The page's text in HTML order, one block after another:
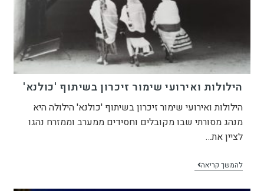
הילולות ואירועי שימור זיכרון בשיתוף 'כולנא'
הילולות ואירועי שימור זיכרון בשיתוף 'כולנא' הילולה היא
מנהג מסורתי שבו מקובלים וחסידים ממערב וממזרח נהגו
לציין את…
להמשך קריאה